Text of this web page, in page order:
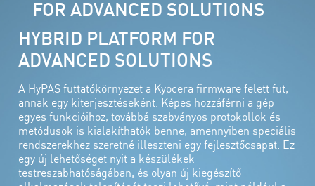
HYBRID PLATFORM FOR
ADVANCED SOLUTIONS
A HyPAS futtatókörnyezet a Kyocera firmware felett fut,
annak egy kiterjesztéseként. Képes hozzáférni a gép
egyes funkcióihoz, továbbá szabványos protokollok és
metódusok is kialakíthatók benne, amennyiben speciális
rendszerekhez szeretné illeszteni egy fejlesztőcsapat. Ez
egy új lehetőséget nyit a készülékek
testreszabhatóságában, és olyan új kiegészítő